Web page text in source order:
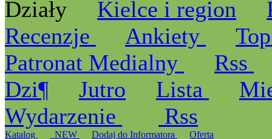
Działy
Kielce i region
Recenzje
Ankiety
Patronat Medialny
Rss
Dzi¶
Jutro Lista
Wydarzenie
Rss
Katalog _NEW Dodaj do Informatora Oferta